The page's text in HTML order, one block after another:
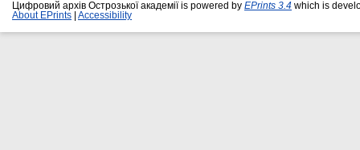
Цифровий архів Острозької академії is powered by EPrints 3.4 which is
About EPrints
Accessibility